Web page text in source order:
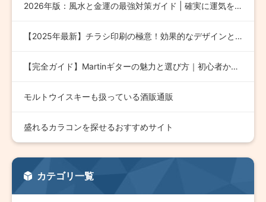
2026年版：風水と金運の最強対策ガイド | 確実に運気を引…
【2025年最新】チラシ印刷の極意！効果的なデザインとコスト…
【完全ガイド】Martinギターの魅力と選び方｜初心者から上…
モルトウイスキーも扱っている酒販通販
盛れるカラコンを探せるおすすめサイト
カテゴリ一覧